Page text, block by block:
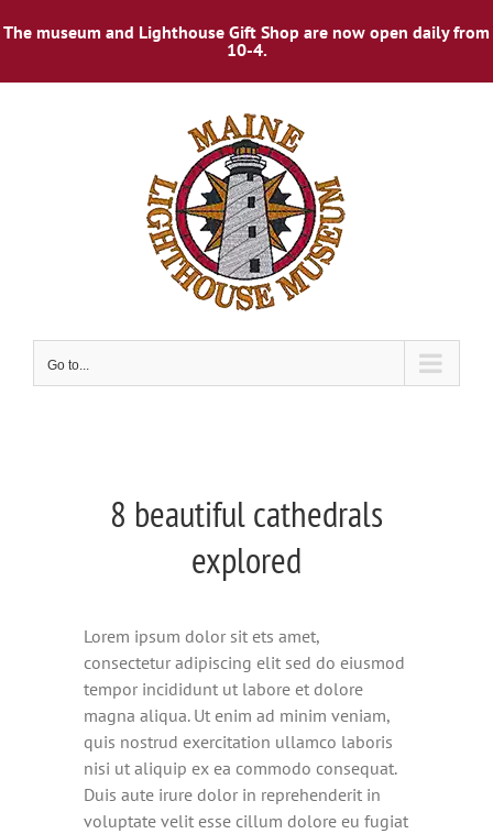
The museum and Lighthouse Gift Shop are now open daily from
10-4.
Go to...
8 beautiful cathedrals
explored
Lorem ipsum dolor sit ets amet,
consectetur adipiscing elit sed do eiusmod
tempor incididunt ut labore et dolore
magna aliqua. Ut enim ad minim veniam,
quis nostrud exercitation ullamco laboris
nisi ut aliquip ex ea commodo consequat.
Duis aute irure dolor in reprehenderit in
voluptate velit esse cillum dolore eu fugiat